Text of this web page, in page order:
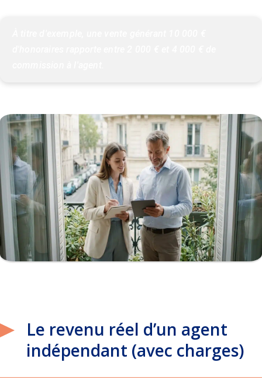
Le revenu réel d’un agent
indépendant (avec charges)